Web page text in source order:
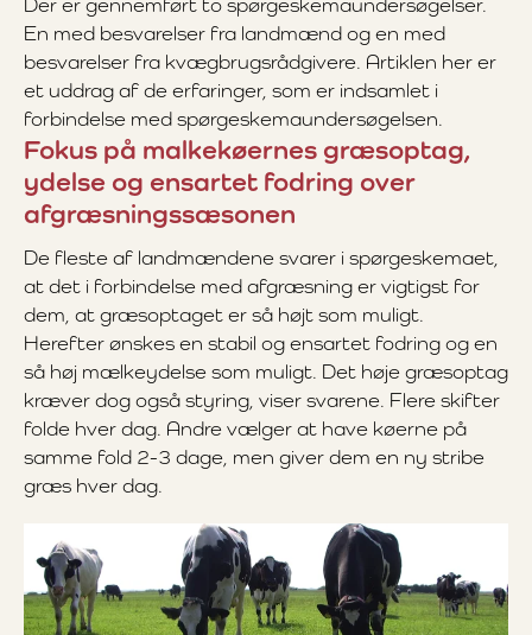
Der er gennemført to spørgeskemaundersøgelser.
En med besvarelser fra landmænd og en med
besvarelser fra kvægbrugsrådgivere. Artiklen her er
et uddrag af de erfaringer, som er indsamlet i
forbindelse med spørgeskemaundersøgelsen.
Fokus på malkekøernes græsoptag,
ydelse og ensartet fodring over
afgræsningssæsonen
De fleste af landmændene svarer i spørgeskemaet,
at det i forbindelse med afgræsning er vigtigst for
dem, at græsoptaget er så højt som muligt.
Herefter ønskes en stabil og ensartet fodring og en
så høj mælkeydelse som muligt. Det høje græsoptag
kræver dog også styring, viser svarene. Flere skifter
folde hver dag. Andre vælger at have køerne på
samme fold 2-3 dage, men giver dem en ny stribe
græs hver dag.